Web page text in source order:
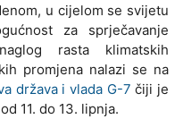
u cijelom se svijetu
za sprječavanje
rasta klimatskih
promjena nalazi se na
država i vlada G-7 čiji je
11. do 13. lipnja.